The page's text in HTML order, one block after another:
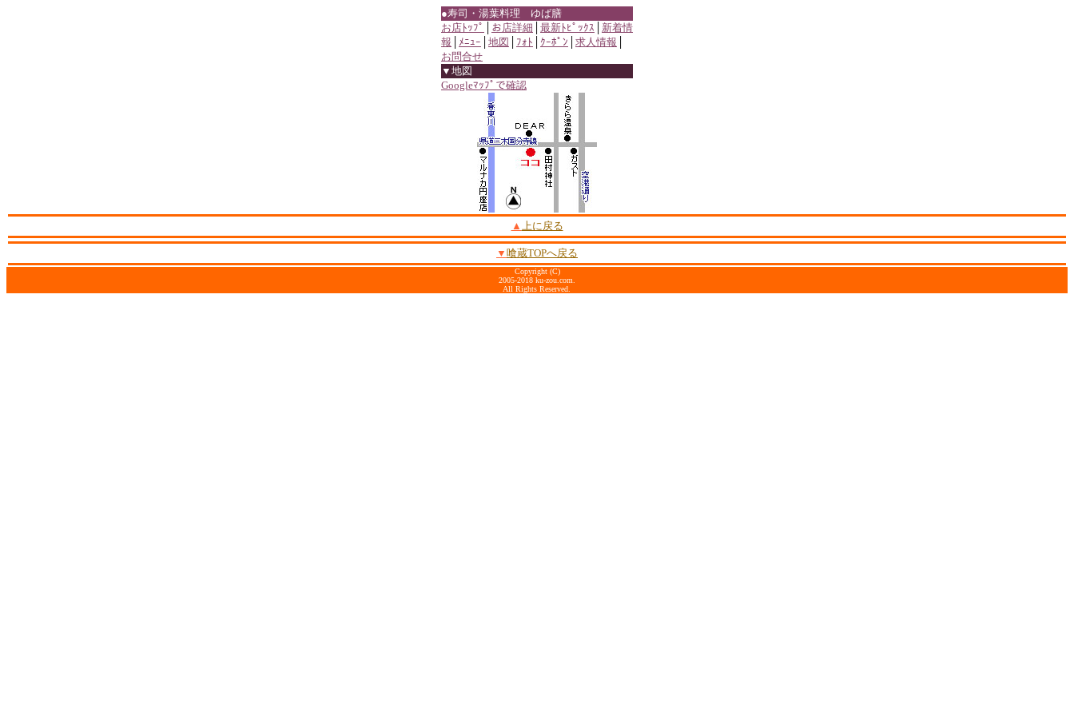
●寿司・湯葉料理 ゆば膳
お店ﾄｯﾌﾟ
お店詳細 最新ﾄﾋﾟｯｸｽ
新着情
報
ﾒﾆｭｰ 地図 ﾌｫﾄ ｸｰﾎﾟﾝ 求人情報
お問合せ
▼地図
Googleﾏｯﾌﾟで確認
▲ 上に戻る
▼ 喰蔵TOPへ戻る
Copyright (C)
2005-2018 ku-zou.com.
All Rights Reserved.